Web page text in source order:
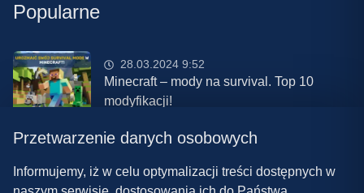
Popularne
28.03.2024 9:52
Minecraft – mody na survival. Top 10
modyfikacji!
08.03.2024 13:28
Najlepsze mody do ETS 2 w 2024 roku –
nowa paczka!
Przetwarzenie danych osobowych
Informujemy, iż w celu optymalizacji treści dostępnych w